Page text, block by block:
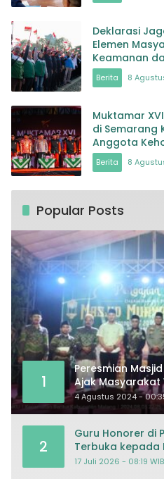
Deklarasi
Elemen
Keamanan
Berita 8
Muktamar
di Semarang
Anggota
Berita 8
Popular Posts
1
Peresmian
Ajak
Masjid
4 Agustus 2024 -
2
Guru Honorer di
Terbuka kepada
Mohon Keadilan
17 Juli 2026 - 08:19 WIB